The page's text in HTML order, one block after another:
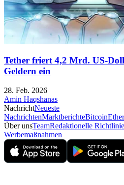
Tether friert 4,2 Mrd. US-
Geldern ein
28. Feb. 2026
Amin Haqshanas
NachrichtNeueste
NachrichtenMarktberichteBitcoin
Über unsTeamRedaktionelle
Werbemaßnahmen